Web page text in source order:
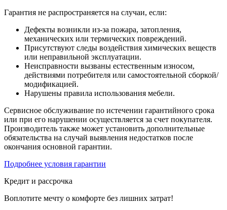
Гарантия не распространяется на случаи, если:
Дефекты возникли из-за пожара, затопления,
механических или термических повреждений.
Присутствуют следы воздействия химических веществ
или неправильной эксплуатации.
Неисправности вызваны естественным износом,
действиями потребителя или самостоятельной сборкой/
модификацией.
Нарушены правила использования мебели.
Сервисное обслуживание по истечении гарантийного срока
или при его нарушении осуществляется за счет покупателя.
Производитель также может установить дополнительные
обязательства на случай выявления недостатков после
окончания основной гарантии.
Подробнее условия гарантии
Кредит и рассрочка
Воплотите мечту о комфорте без лишних затрат!